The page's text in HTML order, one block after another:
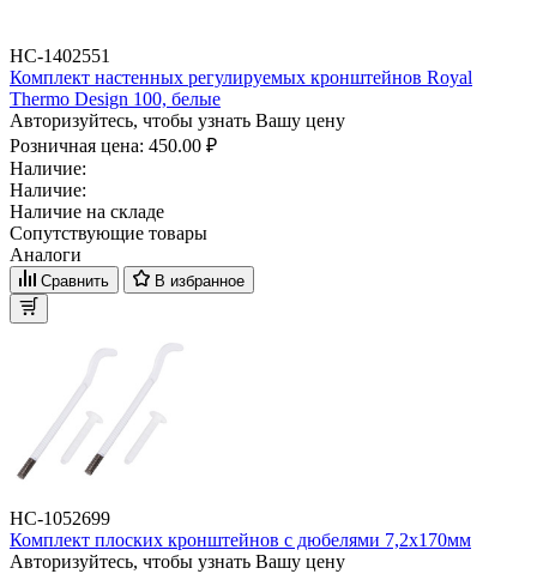
НС-1402551
Комплект настенных регулируемых кронштейнов Royal
Thermo Design 100, белые
Авторизуйтесь, чтобы узнать Вашу цену
Розничная цена: 450.00 ₽
Наличие:
Наличие:
Наличие на складе
Сопутствующие товары
Аналоги
Сравнить В избранное
НС-1052699
Комплект плоских кронштейнов с дюбелями 7,2х170мм
Авторизуйтесь, чтобы узнать Вашу цену